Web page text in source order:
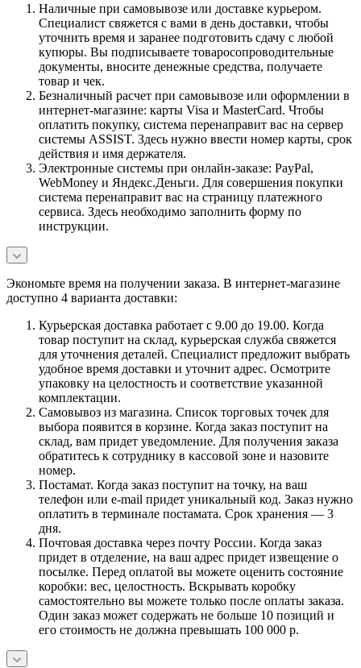
Наличные при самовывозе или доставке курьером.
Специалист свяжется с вами в день доставки, чтобы
уточнить время и заранее подготовить сдачу с любой
купюры. Вы подписываете товаросопроводительные
документы, вносите денежные средства, получаете
товар и чек.
Безналичный расчет при самовывозе или оформлении в
интернет-магазине: карты Visa и MasterCard. Чтобы
оплатить покупку, система перенаправит вас на сервер
системы ASSIST. Здесь нужно ввести номер карты, срок
действия и имя держателя.
Электронные системы при онлайн-заказе: PayPal,
WebMoney и Яндекс.Деньги. Для совершения покупки
система перенаправит вас на страницу платежного
сервиса. Здесь необходимо заполнить форму по
инструкции.
Экономьте время на получении заказа. В интернет-магазине
доступно 4 варианта доставки:
Курьерская доставка работает с 9.00 до 19.00. Когда
товар поступит на склад, курьерская служба свяжется
для уточнения деталей. Специалист предложит выбрать
удобное время доставки и уточнит адрес. Осмотрите
упаковку на целостность и соответствие указанной
комплектации.
Самовывоз из магазина. Список торговых точек для
выбора появится в корзине. Когда заказ поступит на
склад, вам придет уведомление. Для получения заказа
обратитесь к сотруднику в кассовой зоне и назовите
номер.
Постамат. Когда заказ поступит на точку, на ваш
телефон или e-mail придет уникальный код. Заказ нужно
оплатить в терминале постамата. Срок хранения — 3
дня.
Почтовая доставка через почту России. Когда заказ
придет в отделение, на ваш адрес придет извещение о
посылке. Перед оплатой вы можете оценить состояние
коробки: вес, целостность. Вскрывать коробку
самостоятельно вы можете только после оплаты заказа.
Один заказ может содержать не больше 10 позиций и
его стоимость не должна превышать 100 000 р.